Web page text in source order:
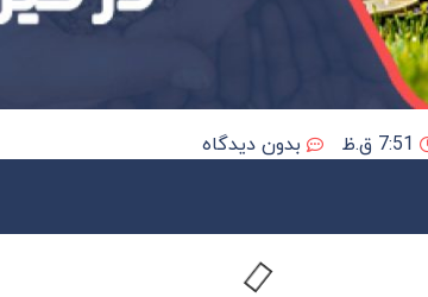
7:51 ق.ظ بدون دیدگاه